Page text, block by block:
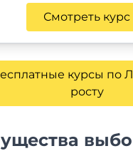
Смотреть курс
курсы по
росту